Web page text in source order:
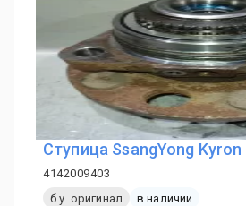
Ступица SsangYong Kyron
4142009403
б.у. оригинал
в наличии